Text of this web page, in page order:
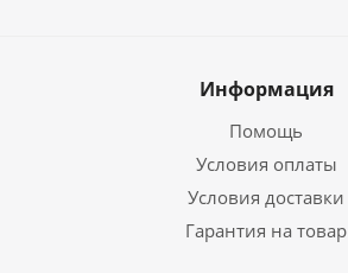
Информация
Помощь
Условия оплаты
Условия доставки
Гарантия на товар